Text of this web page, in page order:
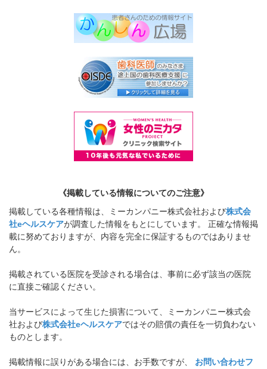
《掲載している情報についてのご注意》
掲載している各種情報は、ミーカンパニー株式会社および株式会
社eヘルスケアが調査した情報をもとにしています。 正確な情報掲
載に努めておりますが、内容を完全に保証するものではありませ
ん。
掲載されている医院を受診される場合は、事前に必ず該当の医院
に直接ご確認ください。
当サービスによって生じた損害について、ミーカンパニー株式会
社および株式会社eヘルスケアではその賠償の責任を一切負わない
ものとします。
掲載情報に誤りがある場合には、お手数ですが、 お問い合わせフ